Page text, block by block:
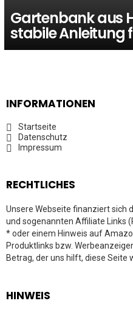
Gartenbank aus
stabile Anleitung
INFORMATIONEN
Startseite
Datenschutz
Impressum
RECHTLICHES
Unsere Webseite finanziert sich
und sogenannten Affiliate Links
* oder einem Hinweis auf
Produktlinks bzw.
Betrag, der uns hilft, diese Seite
HINWEIS